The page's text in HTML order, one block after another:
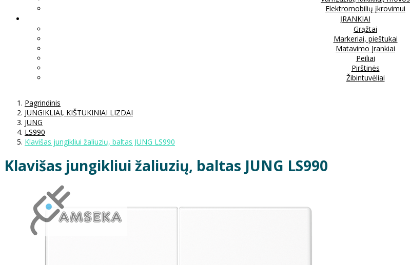
Elektromobilių įkrovimui
ĮRANKIAI
Grąžtai
Markeriai, pieštukai
Matavimo Įrankiai
Peiliai
Pirštinės
Žibintuvėliai
Pagrindinis
JUNGIKLIAI, KIŠTUKINIAI LIZDAI
JUNG
LS990
Klavišas jungikliui žaliuzių, baltas JUNG LS990
Klavišas jungikliui žaliuzių, baltas JUNG LS990